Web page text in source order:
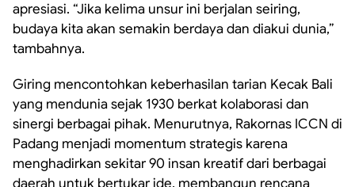
apresiasi. “Jika kelima unsur ini berjalan seiring,
budaya kita akan semakin berdaya dan diakui dunia,”
tambahnya.
Giring mencontohkan keberhasilan tarian Kecak Bali
yang mendunia sejak 1930 berkat kolaborasi dan
sinergi berbagai pihak. Menurutnya, Rakornas ICCN di
Padang menjadi momentum strategis karena
menghadirkan sekitar 90 insan kreatif dari berbagai
daerah untuk bertukar ide, membangun rencana